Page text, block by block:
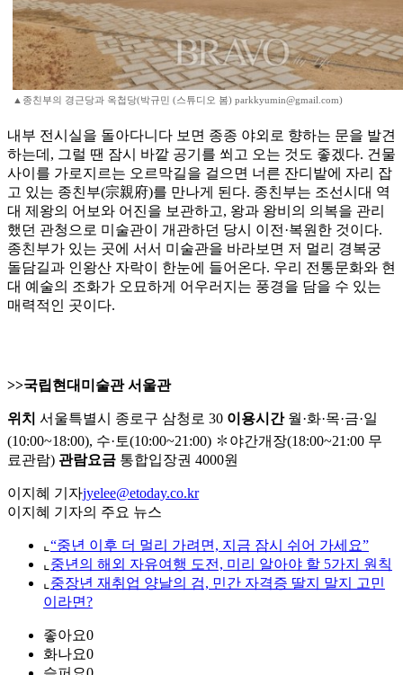
▲종친부의 경근당과 옥첩당(박규민 (스튜디오 봄) parkkyumin@gmail.com)
내부 전시실을 돌아다니다 보면 종종 야외로 향하는 문을 발견
하는데, 그럴 땐 잠시 바깥 공기를 쐬고 오는 것도 좋겠다. 건물
사이를 가로지르는 오르막길을 걸으면 너른 잔디밭에 자리 잡
고 있는 종친부(宗親府)를 만나게 된다. 종친부는 조선시대 역
대 제왕의 어보와 어진을 보관하고, 왕과 왕비의 의복을 관리
했던 관청으로 미술관이 개관하던 당시 이전·복원한 것이다.
종친부가 있는 곳에 서서 미술관을 바라보면 저 멀리 경복궁
돌담길과 인왕산 자락이 한눈에 들어온다. 우리 전통문화와 현
대 예술의 조화가 오묘하게 어우러지는 풍경을 담을 수 있는
매력적인 곳이다.
>>국립현대미술관 서울관
위치 서울특별시 종로구 삼청로 30 이용시간월·화·목·금·일
(10:00~18:00), 수·토(10:00~21:00) ✽야간개장(18:00~21:00 무
료관람) 관람요금 통합입장권 4000원
이지혜 기자jyelee@etoday.co.kr
이지혜 기자의 주요 뉴스
⌞ “중년 이후 더 멀리 가려면, 지금 잠시 쉬어 가세요”
⌞ 중년의 해외 자유여행 도전, 미리 알아야 할 5가지 원칙
⌞ 중장년 재취업 양날의 검, 민간 자격증 딸지 말지 고민
이라면?
좋아요0
화나요0